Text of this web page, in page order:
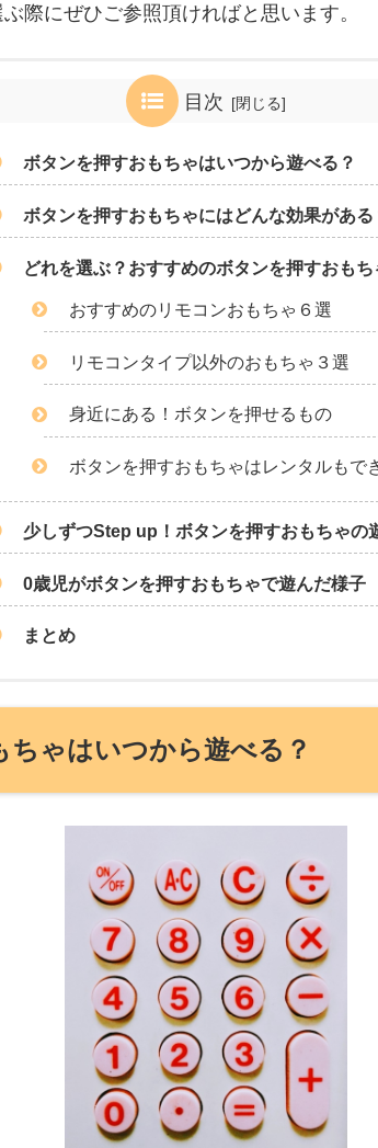
際にぜひご参照頂ければと思います。
目次
ボタンを押すおもちゃはいつから遊べる？
ボタンを押すおもちゃにはどんな効果がある
どれを選ぶ？おすすめのボタンを押すおもち
おすすめのリモコンおもちゃ６選
リモコンタイプ以外のおもちゃ３選
身近にある！ボタンを押せるもの
ボタンを押すおもちゃはレンタルもで
少しずつStep up！ボタンを押すおもちゃの
0歳児がボタンを押すおもちゃで遊んだ様子
まとめ
ゃはいつから遊べる？